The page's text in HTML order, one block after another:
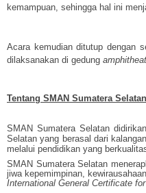
kemampuan, sehingga hal ini
Acara kemudian ditutup dengan
dilaksanakan di gedung
Tentang SMAN Sumatera Selatan
SMAN Sumatera Selatan
Selatan yang berasal dari
melalui pendidikan yang
SMAN Sumatera Selatan
jiwa kepemimpinan,
International General Certificate